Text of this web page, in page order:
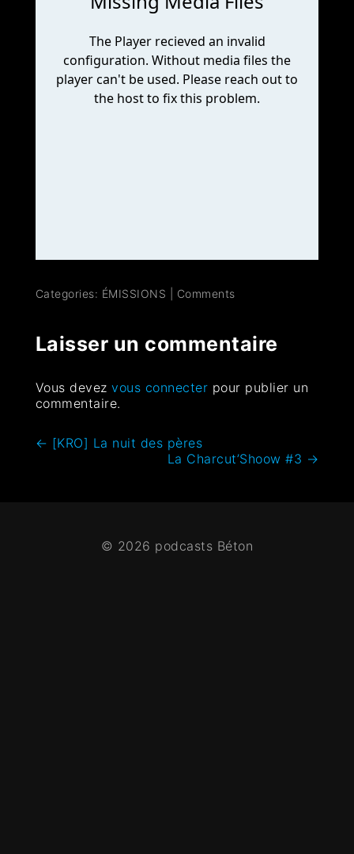
Categories: ÉMISSIONS Comments
Laisser un commentaire
Vous devezvous connecter pour publier un
commentaire.
← [KRO] La nuit des pères
La Charcut’Shoow #3 →
© 2026 podcasts Béton